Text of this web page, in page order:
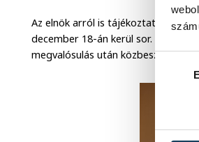
Az elnök arról is tájékoztatta a
december 18-án kerül sor. Ezután
megvalósulás után közbeszerzés